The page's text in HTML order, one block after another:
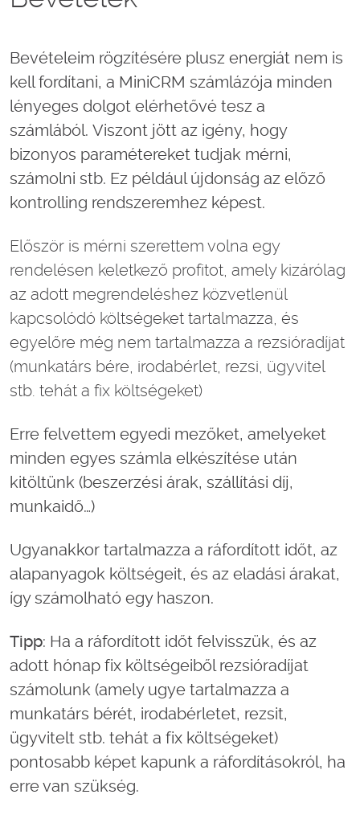
Bevételeim rögzítésére plusz energiát nem is
kell fordítani, a MiniCRM számlázója minden
lényeges dolgot elérhetővé tesz a
számlából. Viszont jött az igény, hogy
bizonyos paramétereket tudjak mérni,
számolni stb. Ez például újdonság az előző
kontrolling rendszeremhez képest.
Először is mérni szerettem volna egy
rendelésen keletkező profitot, amely kizárólag
az adott megrendeléshez közvetlenül
kapcsolódó költségeket tartalmazza, és
egyelőre még nem tartalmazza a rezsióradíjat
(munkatárs bére, irodabérlet, rezsi, ügyvitel
stb. tehát a fix költségeket)
Erre felvettem egyedi mezőket, amelyeket
minden egyes számla elkészítése után
kitöltünk (beszerzési árak, szállítási díj,
munkaidő…)
Ugyanakkor tartalmazza a ráfordított időt, az
alapanyagok költségeit, és az eladási árakat,
így számolható egy haszon.
Tipp: Ha a ráfordított időt felvisszük, és az
adott hónap fix költségeiből rezsióradíjat
számolunk (amely ugye tartalmazza a
munkatárs bérét, irodabérletet, rezsit,
ügyvitelt stb. tehát a fix költségeket)
pontosabb képet kapunk a ráfordításokról, ha
erre van szükség.